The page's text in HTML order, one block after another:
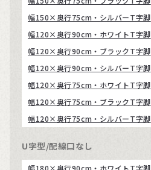
幅150×奥行75cm・シルバーT字脚
幅120×奥行90cm・ホワイトT字脚
幅120×奥行90cm・ブラックT字脚
幅120×奥行90cm・シルバーT字脚
幅120×奥行75cm・ホワイトT字脚
幅120×奥行75cm・ブラックT字脚
幅120×奥行75cm・シルバーT字脚
U字型/配線口なし
幅180×奥行90cm・ホワイトT字脚